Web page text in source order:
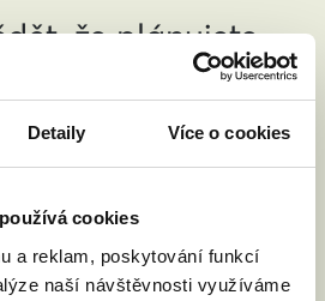
Detaily Více o cookies
cookies
a reklam, poskytování funkcí
naší návštěvnosti využíváme
že plánujete